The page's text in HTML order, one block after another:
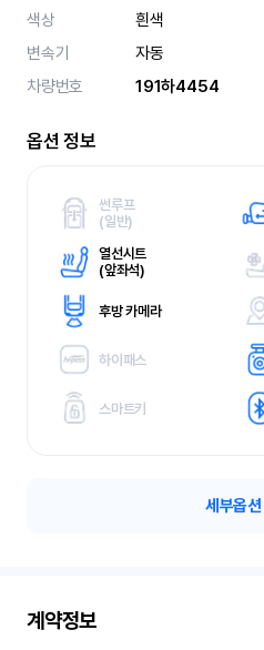
색상
흰색
변속기
자동
차량번호
191하4454
옵션 정보
썬루프
(일반)
열선시트
(앞좌석)
후방 카메라
하이패스
스마트키
세부옵션
계약정보